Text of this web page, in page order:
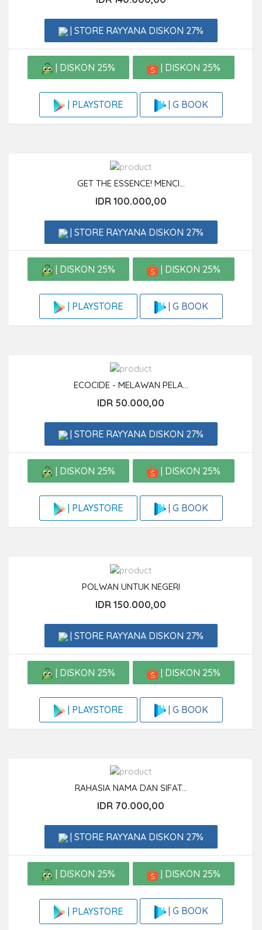
| STORE RAYYANA DISKON 27%
| DISKON 25% | DISKON 25%
| PLAYSTORE | G BOOK
GET THE ESSENCE! MENCI...
IDR 100.000,00
| STORE RAYYANA DISKON 27%
| DISKON 25% | DISKON 25%
| PLAYSTORE | G BOOK
ECOCIDE - MELAWAN PELA...
IDR 50.000,00
| STORE RAYYANA DISKON 27%
| DISKON 25% | DISKON 25%
| PLAYSTORE | G BOOK
POLWAN UNTUK NEGERI
IDR 150.000,00
| STORE RAYYANA DISKON 27%
| DISKON 25% | DISKON 25%
| PLAYSTORE | G BOOK
RAHASIA NAMA DAN SIFAT...
IDR 70.000,00
| STORE RAYYANA DISKON 27%
| DISKON 25% | DISKON 25%
| PLAYSTORE | G BOOK